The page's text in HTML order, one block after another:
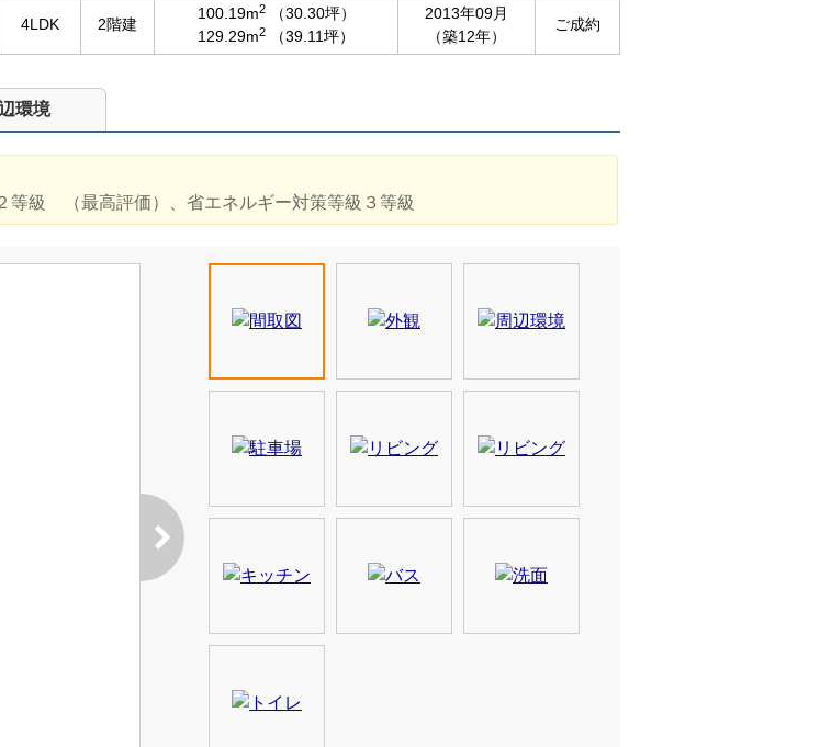
4LDK 2階建
100.19m2
（30.30坪）
129.29m2 （39.11坪）
2013年09月
（築12年）
ご成約
環境
等級 （最高評価）、省エネルギー対策等級３等級